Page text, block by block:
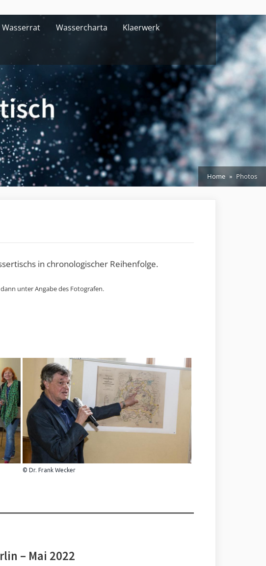
Wassercharta Klaerwerk
Home Photos
in chronologischer Reihenfolge.
unter Angabe des Fotografen.
© Dr. Frank Wecker
– Mai 2022